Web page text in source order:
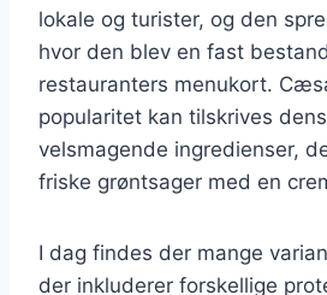
lokale og turister, og den
hvor den blev en fast
restauranters menukort.
popularitet kan tilskrives
velsmagende ingredienser,
friske grøntsager med en
I dag findes der mange
der inkluderer forskellige